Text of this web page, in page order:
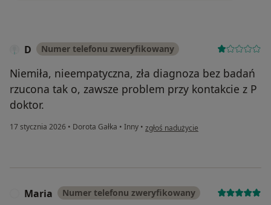
D Numer telefonu zweryfikowany
Niemiła, nieempatyczna, zła diagnoza bez badań
rzucona tak o, zawsze problem przy kontakcie z P
doktor.
17 stycznia 2026 • Dorota Gałka • Inny • w opinii użytkownika D
zgłoś nadużycie
Maria Numer telefonu zweryfikowany